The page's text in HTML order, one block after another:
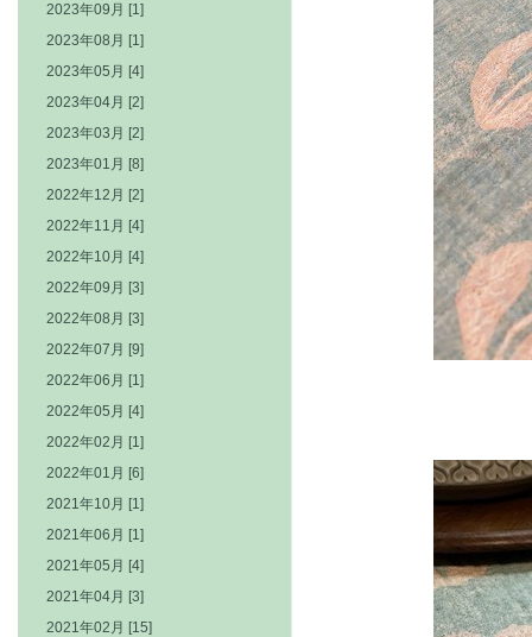
2023年09月 [1]
2023年08月 [1]
2023年05月 [4]
2023年04月 [2]
2023年03月 [2]
2023年01月 [8]
2022年12月 [2]
2022年11月 [4]
2022年10月 [4]
2022年09月 [3]
2022年08月 [3]
2022年07月 [9]
2022年06月 [1]
2022年05月 [4]
2022年02月 [1]
2022年01月 [6]
2021年10月 [1]
2021年06月 [1]
2021年05月 [4]
2021年04月 [3]
2021年02月 [15]